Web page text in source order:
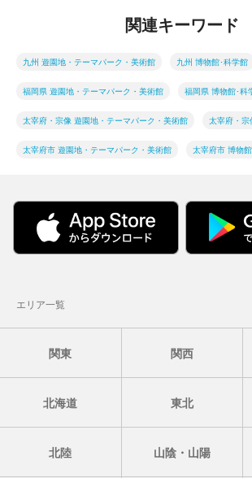
関連キーワード
九州 遊園地・テーマパーク・美術館 九州 博物館･科学館
福岡県 遊園地・テーマパーク・美術館 福岡県 博物館･科
太宰府・宗像 遊園地・テーマパーク・美術館 太宰府・宗
太宰府市 遊園地・テーマパーク・美術館 太宰府市 博物
エリア一覧
関東 関西
北海道 東北
北陸 山陰・山陽